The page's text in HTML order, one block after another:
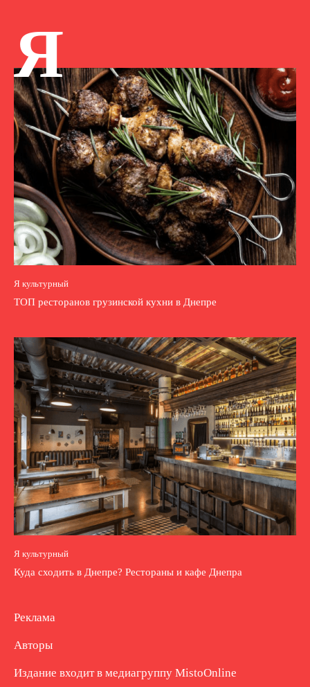
Я
Я культурный
ТОП ресторанов грузинской кухни в Днепре
Я культурный
Куда сходить в Днепре? Рестораны и кафе Днепра
Реклама
Авторы
Издание входит в медиагруппу MistoOnline